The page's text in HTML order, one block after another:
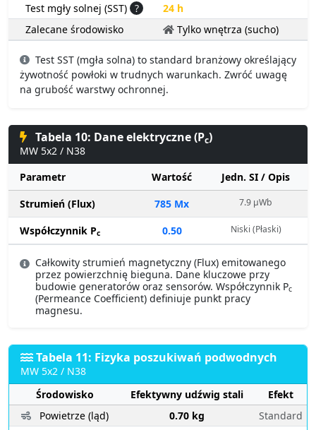
Test mgły solnej (SST) ?
24 h
Zalecane środowisko
Tylko wnętrza (sucho)
Test SST (mgła solna) to standard branżowy określający
żywotność powłoki w trudnych warunkach. Zwróć uwagę
na grubość warstwy ochronnej.
Tabela 10: Dane elektryczne (Pc)
MW 5x2 / N38
Parametr
Wartość
Jedn. SI / Opis
Strumień (Flux)
785 Mx 7.9 µWb
Współczynnik Pc 0.50 Niski (Płaski)
Całkowity strumień magnetyczny (Flux) emitowanego
przez powierzchnię bieguna. Dane kluczowe przy
budowie generatorów oraz sensorów. Współczynnik Pc
(Permeance Coefficient) definiuje punkt pracy
magnesu.
Tabela 11: Fizyka poszukiwań podwodnych
MW 5x2 / N38
Środowisko
Efektywny udźwig stali
Efekt
Powietrze (ląd)
0.70 kg Standard